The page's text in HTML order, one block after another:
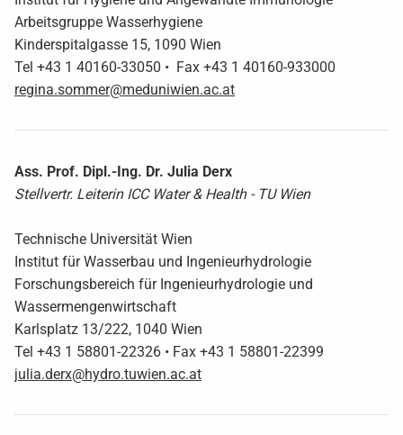
Arbeitsgruppe Wasserhygiene
Kinderspitalgasse 15, 1090 Wien
Tel +43 1 40160-33050 • Fax +43 1 40160-933000
regina.sommer@meduniwien.ac.at
Ass. Prof. Dipl.-Ing. Dr. Julia Derx
Stellvertr. Leiterin ICC Water & Health - TU Wien
Technische Universität Wien
Institut für Wasserbau und Ingenieurhydrologie
Forschungsbereich für Ingenieurhydrologie und
Wassermengenwirtschaft
Karlsplatz 13/222, 1040 Wien
Tel +43 1 58801-22326 • Fax +43 1 58801-22399
julia.derx@hydro.tuwien.ac.at